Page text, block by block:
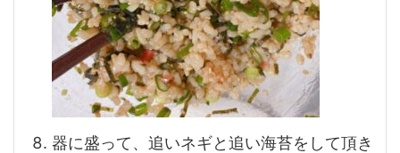
器に盛って、追いネギと追い海苔をして頂き